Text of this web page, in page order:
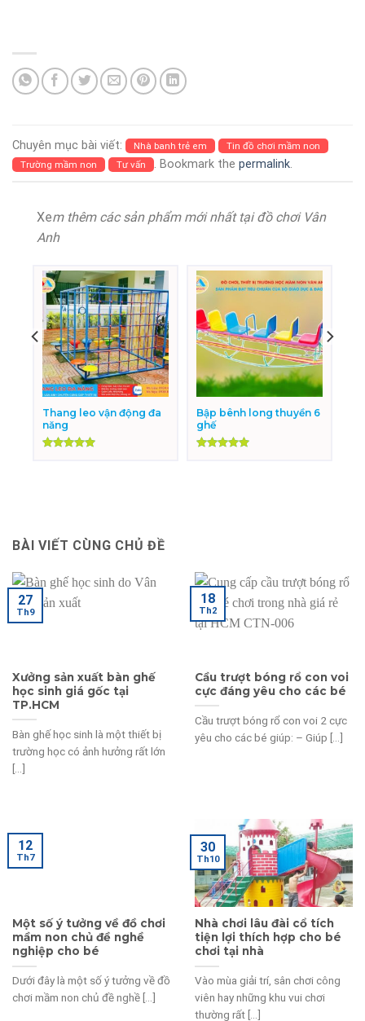
Chuyên mục bài viết: Nhà banh trẻ em
Tin đồ chơi mầm non
Trường mầm non
Tư vấn . Bookmark the permalink.
Xem thêm các sản phẩm mới nhất tại đồ chơi Vân
Anh
Thang leo vận động đa
năng
Bập bênh long thuyền 6
ghế
BÀI VIẾT CÙNG CHỦ ĐỀ
Xưởng sản xuất bàn ghế
học sinh giá gốc tại
TP.HCM
Bàn ghế học sinh là một thiết bị
trường học có ảnh hưởng rất lớn
[...]
27
Th9
Cầu trượt bóng rổ con voi
cực đáng yêu cho các bé
Cầu trượt bóng rổ con voi 2 cực
yêu cho các bé giúp: – Giúp [...]
18
Th2
Một số ý tưởng về đồ chơi
mầm non chủ đề nghề
nghiệp cho bé
Dưới đây là một số ý tưởng về đồ
chơi mầm non chủ đề nghề [...]
12
Th7
Nhà chơi lâu đài cổ tích
tiện lợi thích hợp cho bé
chơi tại nhà
Vào mùa giải trí, sân chơi công
viên hay những khu vui chơi
thường rất [...]
30
Th10